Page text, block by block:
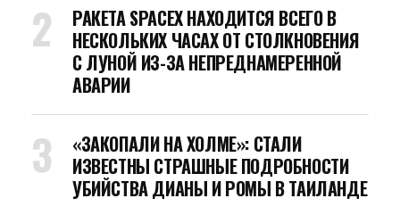
РАКЕТА SPACEX НАХОДИТСЯ ВСЕГО В
НЕСКОЛЬКИХ ЧАСАХ ОТ СТОЛКНОВЕНИЯ
С ЛУНОЙ ИЗ-ЗА НЕПРЕДНАМЕРЕННОЙ
АВАРИИ
«ЗАКОПАЛИ НА ХОЛМЕ»: СТАЛИ
ИЗВЕСТНЫ СТРАШНЫЕ ПОДРОБНОСТИ
УБИЙСТВА ДИАНЫ И РОМЫ В ТАИЛАНДЕ